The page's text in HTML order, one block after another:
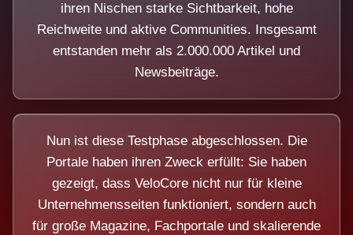
ihren Nischen starke Sichtbarkeit, hohe
Reichweite und aktive Communities. Insgesamt
entstanden mehr als 2.000.000 Artikel und
Newsbeiträge.
Nun ist diese Testphase abgeschlossen. Die
Portale haben ihren Zweck erfüllt: Sie haben
gezeigt, dass VeloCore nicht nur für kleine
Unternehmensseiten funktioniert, sondern auch
für große Magazine, Fachportale und skalierende